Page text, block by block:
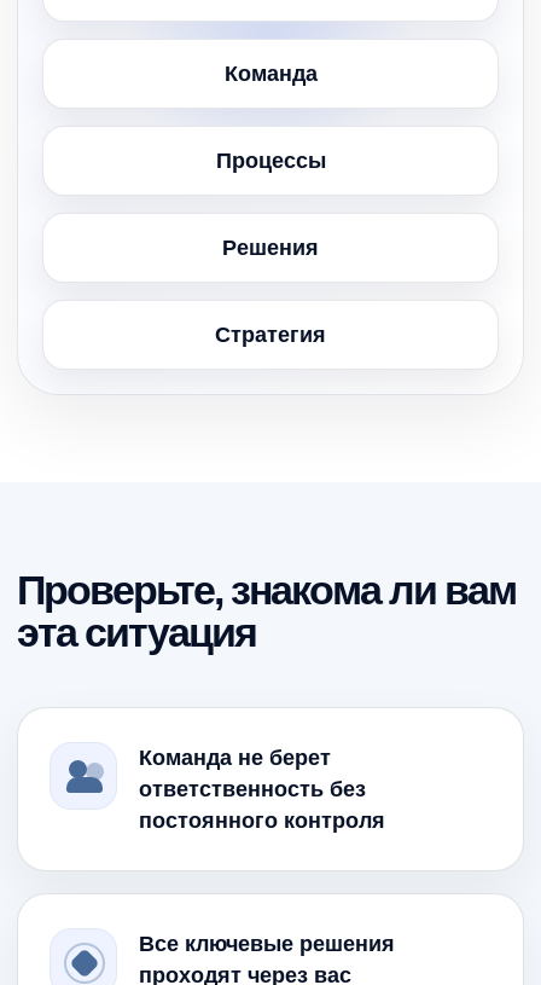
Команда
Процессы
Решения
Стратегия
Проверьте, знакома ли вам
эта ситуация
Команда не берет
ответственность без
постоянного контроля
Все ключевые решения
проходят через вас